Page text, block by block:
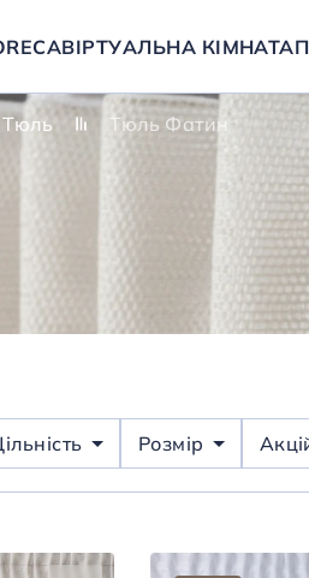
ВІРТУАЛЬНА КІМНАТА
Тюль Тюль Фатин
Розмір